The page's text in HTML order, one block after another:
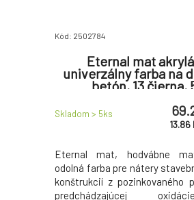
Kód: 2502784
Eternal mat
univerzálny farba na
betón, 13 čierna,
Skladom > 5ks
13.86
Eternal mat, hodvábne
odolná farba pre nátery
konštrukcií z pozinkovaného
predchádzajúcej